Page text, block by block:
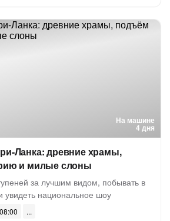
На машине
4 дня
Ланка: древние храмы,
и милые слоны
за лучшим видом, побывать в
национальное шоу